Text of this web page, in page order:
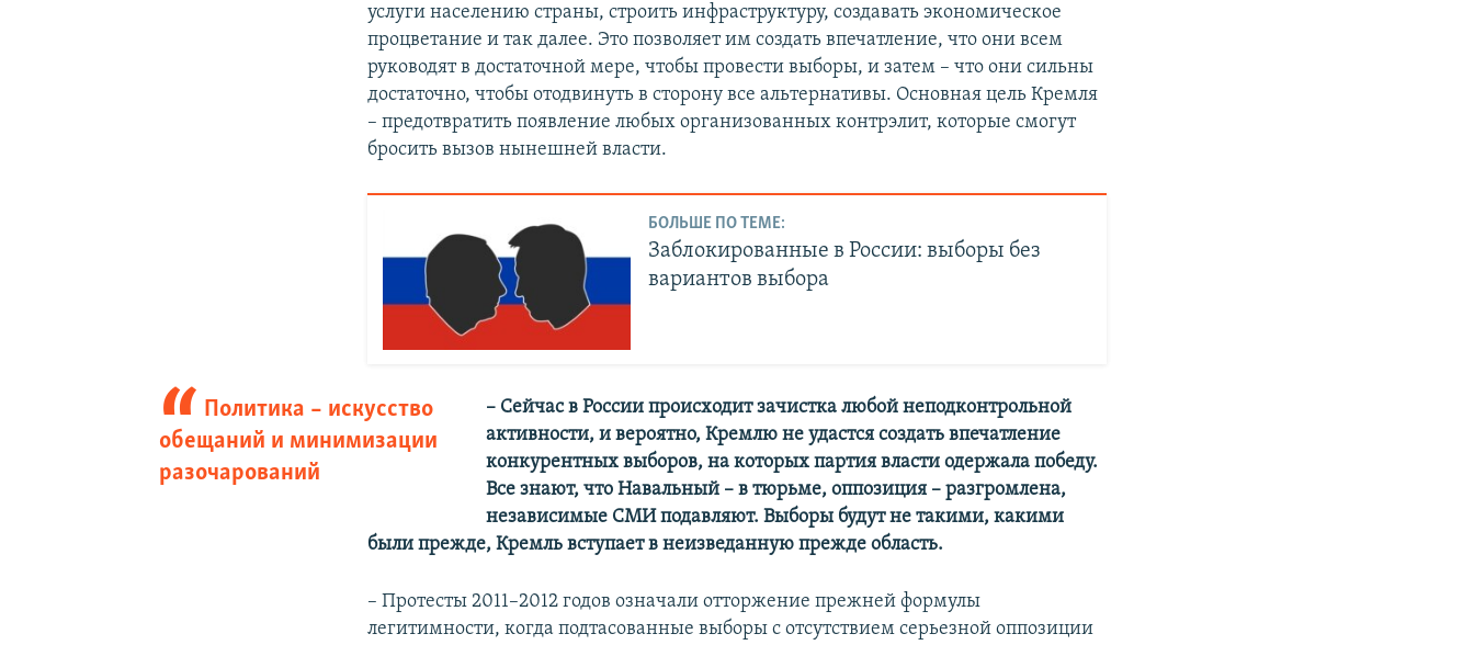
услуги населению страны, строить инфраструктуру, создавать экономическое
процветание и так далее. Это позволяет им создать впечатление, что они всем
руководят в достаточной мере, чтобы провести выборы, и затем – что они сильны
достаточно, чтобы отодвинуть в сторону все альтернативы. Основная цель Кремля
– предотвратить появление любых организованных контрэлит, которые смогут
бросить вызов нынешней власти.
БОЛЬШЕ ПО ТЕМЕ:
Заблокированные в России: выборы без
вариантов выбора
Политика – искусство
обещаний и минимизации
разочарований
– Сейчас в России происходит зачистка любой неподконтрольной
активности, и вероятно, Кремлю не удастся создать впечатление
конкурентных выборов, на которых партия власти одержала победу.
Все знают, что Навальный – в тюрьме, оппозиция – разгромлена,
независимые СМИ подавляют. Выборы будут не такими, какими
были прежде, Кремль вступает в неизведанную прежде область.
– Протесты 2011–2012 годов означали отторжение прежней формулы
легитимности, когда подтасованные выборы с отсутствием серьезной оппозиции